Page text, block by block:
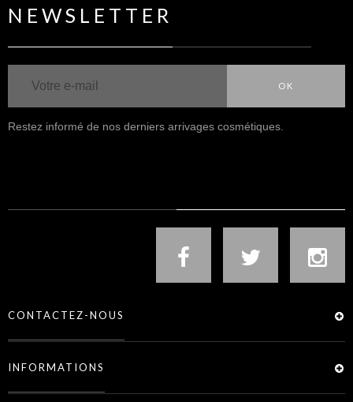
NEWSLETTER
OK
Restez informé de nos derniers arrivages cosmétiques.
CONTACTEZ-NOUS
INFORMATIONS